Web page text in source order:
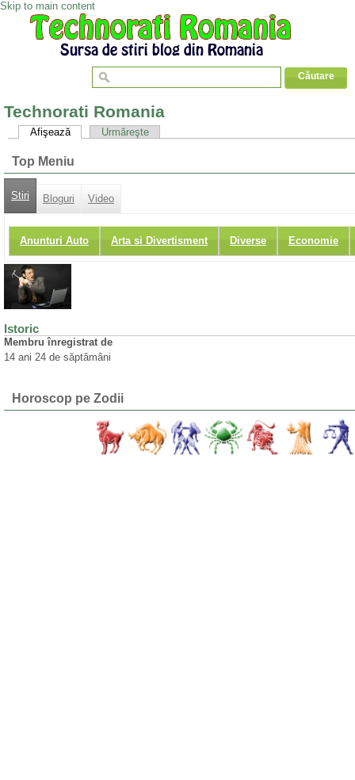
Skip to main content
Technorati Romania
Afişează Urmăreşte
Top Meniu
Stiri Bloguri Video
Anunturi Auto Arta si Divertisment Diverse Economie
Istoric
Membru înregistrat de
14 ani 24 de săptămâni
Horoscop pe Zodii